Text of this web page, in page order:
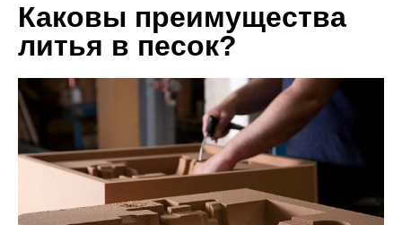
Каковы преимущества
литья в песок?